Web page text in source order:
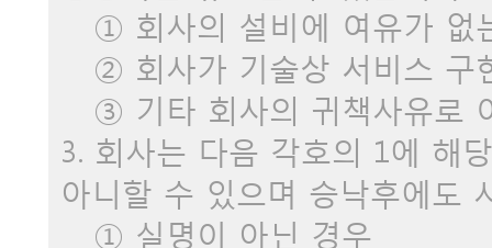
① 회사의 설비에 여유가 없
② 회사가 기술상 서비스 구
③ 기타 회사의 귀책사유로
3. 회사는 다음 각호의 1에 해
아니할 수 있으며 승낙후에도
① 실명이 아닌 경우